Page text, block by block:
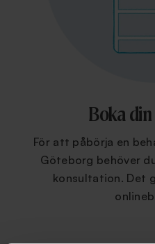
Boka
För att påbörja en
Göteborg behöver
konsultation. Det